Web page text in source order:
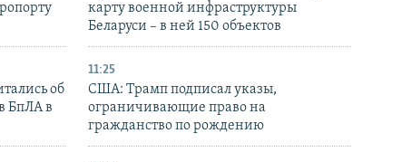
карту военной инфраструктуры
Беларуси – в ней 150 объектов
об
БпЛА в
11:25
США: Трамп подписал указы,
ограничивающие право на
гражданство по рождению